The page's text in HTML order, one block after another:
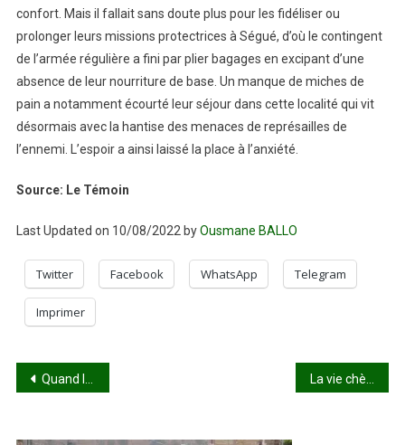
confort. Mais il fallait sans doute plus pour les fidéliser ou
prolonger leurs missions protectrices à Ségué, d’où le contingent
de l’armée régulière a fini par plier bagages en excipant d’une
absence de leur nourriture de base. Un manque de miches de
pain a notamment écourté leur séjour dans cette localité qui vit
désormais avec la hantise des menaces de représailles de
l’ennemi. L’espoir a ainsi laissé la place à l’anxiété.
Source: Le Témoin
Last Updated on 10/08/2022 byOusmane BALLO
Twitter Facebook WhatsApp Telegram
Imprimer
Navigation
Quand les pensionnaires de Bolé manquent de tout